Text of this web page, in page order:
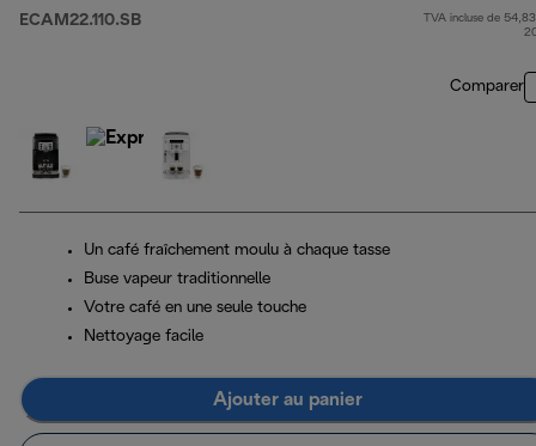
ECAM22.110.SB
TVA incluse de
Comparer
Un café fraîchement moulu à chaque tasse
Buse vapeur traditionnelle
Votre café en une seule touche
Nettoyage facile
Ajouter au panier